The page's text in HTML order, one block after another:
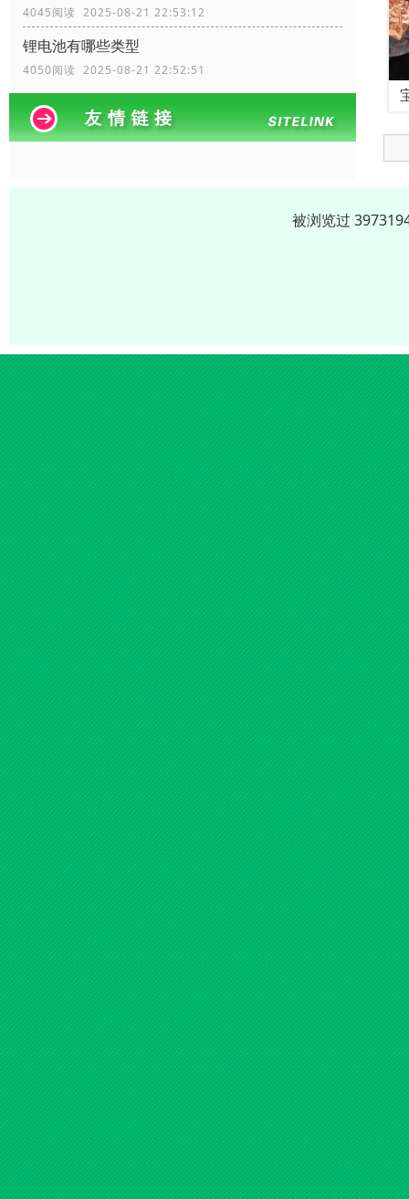
4045阅读 2025-08-21 22:53:12
锂电池有哪些类型
4050阅读 2025-08-21 22:52:51
被浏览过